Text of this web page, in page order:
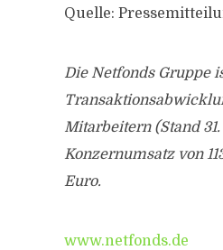
Quelle:
Die Netfonds Gruppe
Mitarbeitern (Stand
Konzernumsatz von
Euro.
www.netfonds.de